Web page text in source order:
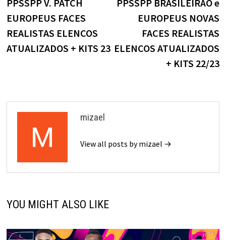
Post
PPSSPP V. PATCH
EUROPEUS FACES
REALISTAS ELENCOS
ATUALIZADOS + KITS 23
PPSSPP BRASILEIRÃO e
EUROPEUS NOVAS
FACES REALISTAS
ELENCOS ATUALIZADOS
+ KITS 22/23
mizael
View all posts by mizael →
YOU MIGHT ALSO LIKE